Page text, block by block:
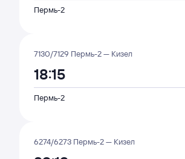
Пермь-2
7130/7129 Пермь-2 — Кизел
18:15
Пермь-2
6274/6273 Пермь-2 — Кизел